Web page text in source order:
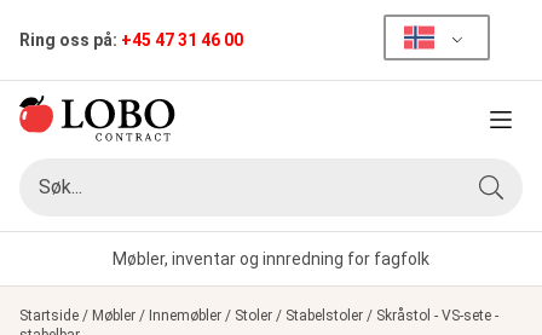
Ring oss på: +45 47 31 46 00
Meny
Søk
Møbler, inventar og innredning for fagfolk
Startside / Møbler / Innemøbler / Stoler / Stabelstoler / Skråstol - VS-sete -